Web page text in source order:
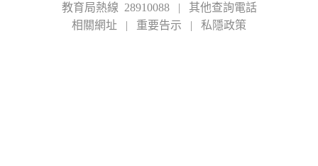
教育局熱線 28910088| 其他查詢電話
相關網址 | 重要告示 | 私隱政策